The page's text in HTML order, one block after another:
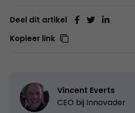
Deel dit artikel
Kopieer link
Vincent Everts
CEO bij Innovader